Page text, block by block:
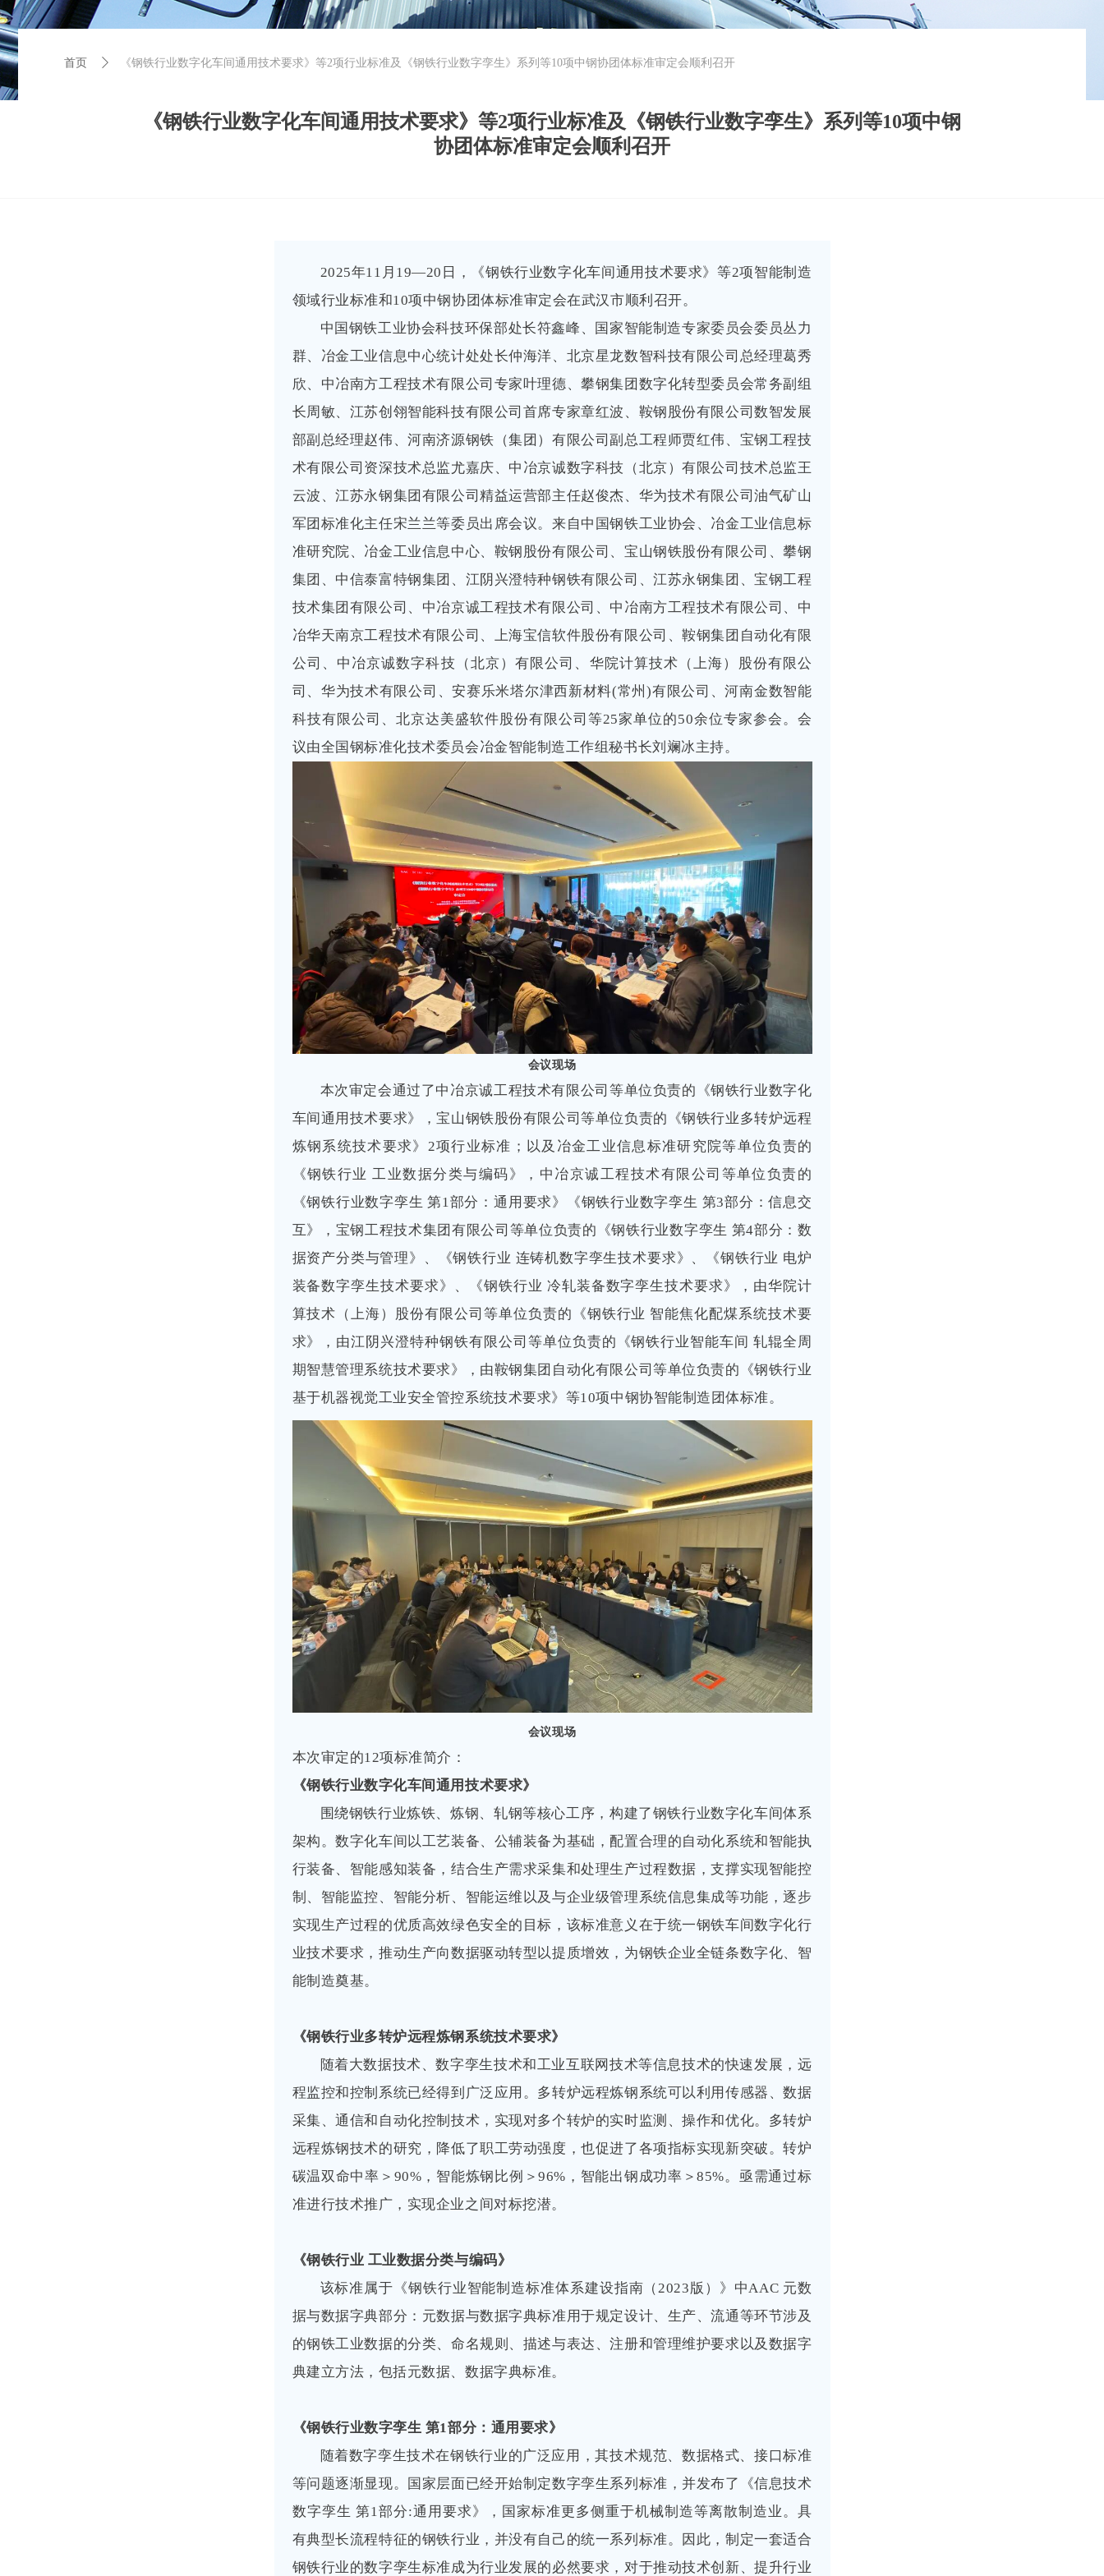
《钢铁行业数字化车间通用技术要求》等2项行业标准及《钢铁行业数字孪生》系列等10项中钢
协团体标准审定会顺利召开
首页 ꄲ 《钢铁行业数字化车间通用技术要求》等2项行业标准及《钢铁行业数字孪生》系列等10项中钢协团体标准审定会顺利召开
首页
2025年11月19—20日，《钢铁行业数字化车间通用技术要求》等2项智能制造
领域行业标准和10项中钢协团体标准审定会在武汉市顺利召开。
中国钢铁工业协会科技环保部处长符鑫峰、国家智能制造专家委员会委员丛力
群、冶金工业信息中心统计处处长仲海洋、北京星龙数智科技有限公司总经理葛秀
欣、中冶南方工程技术有限公司专家叶理德、攀钢集团数字化转型委员会常务副组
长周敏、江苏创翎智能科技有限公司首席专家章红波、鞍钢股份有限公司数智发展
部副总经理赵伟、河南济源钢铁（集团）有限公司副总工程师贾红伟、宝钢工程技
术有限公司资深技术总监尤嘉庆、中冶京诚数字科技（北京）有限公司技术总监王
云波、江苏永钢集团有限公司精益运营部主任赵俊杰、华为技术有限公司油气矿山
军团标准化主任宋兰兰等委员出席会议。来自中国钢铁工业协会、冶金工业信息标
准研究院、冶金工业信息中心、鞍钢股份有限公司、宝山钢铁股份有限公司、攀钢
集团、中信泰富特钢集团、江阴兴澄特种钢铁有限公司、江苏永钢集团、宝钢工程
技术集团有限公司、中冶京诚工程技术有限公司、中冶南方工程技术有限公司、中
冶华天南京工程技术有限公司、上海宝信软件股份有限公司、鞍钢集团自动化有限
公司、中冶京诚数字科技（北京）有限公司、华院计算技术（上海）股份有限公
司、华为技术有限公司、安赛乐米塔尔津西新材料(常州)有限公司、河南金数智能
科技有限公司、北京达美盛软件股份有限公司等25家单位的50余位专家参会。会
议由全国钢标准化技术委员会冶金智能制造工作组秘书长刘斓冰主持。
会议现场
本次审定会通过了中冶京诚工程技术有限公司等单位负责的《钢铁行业数字化
车间通用技术要求》，宝山钢铁股份有限公司等单位负责的《钢铁行业多转炉远程
炼钢系统技术要求》2项行业标准；以及冶金工业信息标准研究院等单位负责的
《钢铁行业 工业数据分类与编码》，中冶京诚工程技术有限公司等单位负责的
《钢铁行业数字孪生 第1部分：通用要求》《钢铁行业数字孪生 第3部分：信息交
互》，宝钢工程技术集团有限公司等单位负责的《钢铁行业数字孪生 第4部分：数
据资产分类与管理》、《钢铁行业 连铸机数字孪生技术要求》、《钢铁行业 电炉
装备数字孪生技术要求》、《钢铁行业 冷轧装备数字孪生技术要求》，由华院计
算技术（上海）股份有限公司等单位负责的《钢铁行业 智能焦化配煤系统技术要
求》，由江阴兴澄特种钢铁有限公司等单位负责的《钢铁行业智能车间 轧辊全周
期智慧管理系统技术要求》，由鞍钢集团自动化有限公司等单位负责的《钢铁行业
基于机器视觉工业安全管控系统技术要求》等10项中钢协智能制造团体标准。
会议现场
本次审定的12项标准简介：
《钢铁行业数字化车间通用技术要求》
围绕钢铁行业炼铁、炼钢、轧钢等核心工序，构建了钢铁行业数字化车间体系
架构。数字化车间以工艺装备、公辅装备为基础，配置合理的自动化系统和智能执
行装备、智能感知装备，结合生产需求采集和处理生产过程数据，支撑实现智能控
制、智能监控、智能分析、智能运维以及与企业级管理系统信息集成等功能，逐步
实现生产过程的优质高效绿色安全的目标，该标准意义在于统一钢铁车间数字化行
业技术要求，推动生产向数据驱动转型以提质增效，为钢铁企业全链条数字化、智
能制造奠基。
《钢铁行业多转炉远程炼钢系统技术要求》
随着大数据技术、数字孪生技术和工业互联网技术等信息技术的快速发展，远
程监控和控制系统已经得到广泛应用。多转炉远程炼钢系统可以利用传感器、数据
采集、通信和自动化控制技术，实现对多个转炉的实时监测、操作和优化。多转炉
远程炼钢技术的研究，降低了职工劳动强度，也促进了各项指标实现新突破。转炉
碳温双命中率＞90%，智能炼钢比例＞96%，智能出钢成功率＞85%。亟需通过标
准进行技术推广，实现企业之间对标挖潜。
《钢铁行业 工业数据分类与编码》
该标准属于《钢铁行业智能制造标准体系建设指南（2023版）》中AAC 元数
据与数据字典部分：元数据与数据字典标准用于规定设计、生产、流通等环节涉及
的钢铁工业数据的分类、命名规则、描述与表达、注册和管理维护要求以及数据字
典建立方法，包括元数据、数据字典标准。
《钢铁行业数字孪生 第1部分：通用要求》
随着数字孪生技术在钢铁行业的广泛应用，其技术规范、数据格式、接口标准
等问题逐渐显现。国家层面已经开始制定数字孪生系列标准，并发布了《信息技术
数字孪生 第1部分:通用要求》，国家标准更多侧重于机械制造等离散制造业。具
有典型长流程特征的钢铁行业，并没有自己的统一系列标准。因此，制定一套适合
钢铁行业的数字孪生标准成为行业发展的必然要求，对于推动技术创新、提升行业